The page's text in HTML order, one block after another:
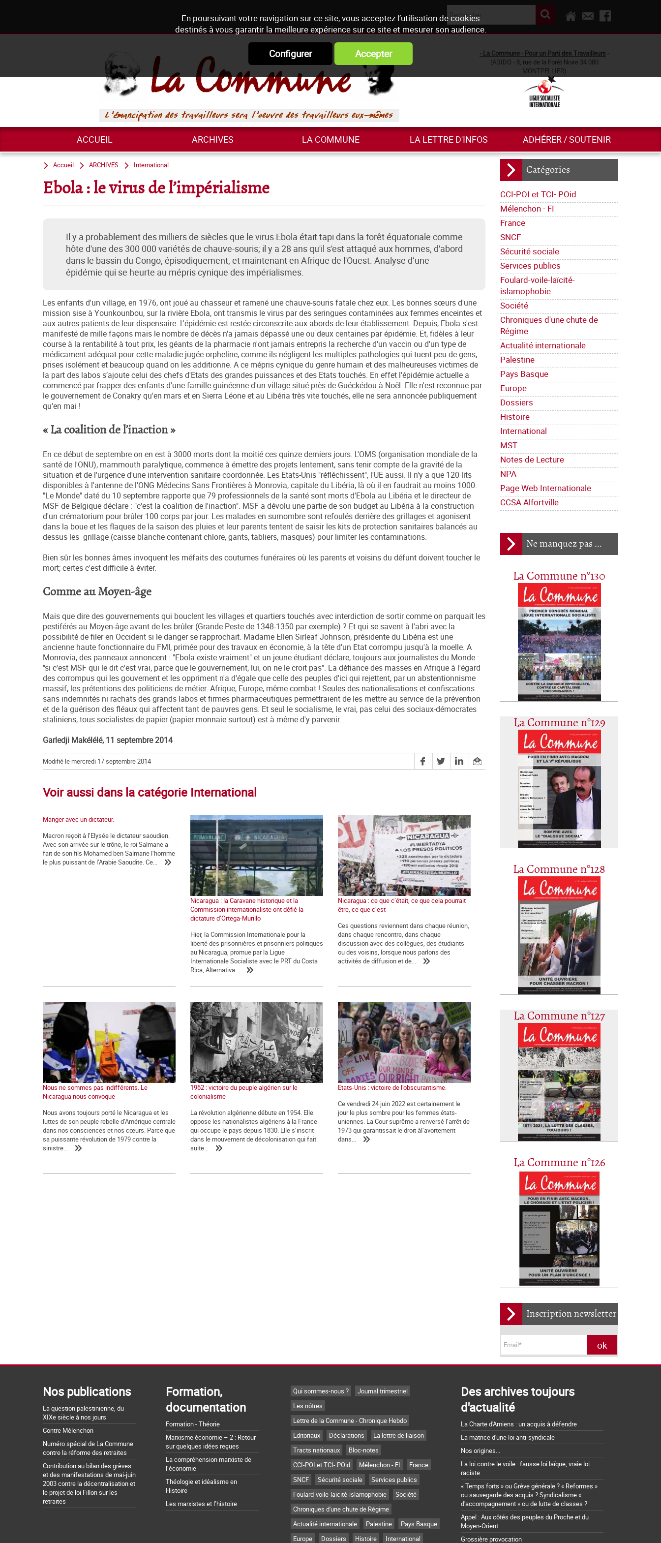
En poursuivant votre navigation sur ce site, vous acceptez l’utilisation de cookies
destinés à vous garantir la meilleure expérience sur ce site et mesurer son audience.
Configurer Accepter - La Commune - Pour un Parti des Travailleurs -
(ADIDO - 8, rue de la Forêt Noire 34 080
MONTPELLIER)
ACCUEIL ARCHIVES LA COMMUNE LA LETTRE D'INFOS ADHÉRER / SOUTENIR
Catégories
CCI-POI et TCI- POid
Mélenchon - FI
France
SNCF
Sécurité sociale
Services publics
Foulard-voile-laïcité-
islamophobie
Société
Chroniques d'une chute de
Régime
Actualité internationale
Palestine
Pays Basque
Europe
Dossiers
Histoire
International
MST
Notes de Lecture
NPA
Page Web Internationale
CCSA Alfortville
Ne manquez pas ...
La Commune n°130
La Commune n°129
La Commune n°128
La Commune n°127
La Commune n°126
Inscription newsletter
Accueil ARCHIVES International
Ebola : le virus de l’impérialisme
Il y a probablement des milliers de siècles que le virus Ebola était tapi dans la forêt équatoriale comme
hôte d'une des 300 000 variétés de chauve-souris; il y a 28 ans qu'il s'est attaqué aux hommes, d'abord
dans le bassin du Congo, épisodiquement, et maintenant en Afrique de l'Ouest. Analyse d’une
épidémie qui se heurte au mépris cynique des impérialismes.
Les enfants d'un village, en 1976, ont joué au chasseur et ramené une chauve-souris fatale chez eux. Les bonnes sœurs d'une
mission sise à Younkounbou, sur la rivière Ebola, ont transmis le virus par des seringues contaminées aux femmes enceintes et
aux autres patients de leur dispensaire. L'épidémie est restée circonscrite aux abords de leur établissement. Depuis, Ebola s'est
manifesté de mille façons mais le nombre de décès n'a jamais dépassé une ou deux centaines par épidémie. Et, fidèles à leur
course à la rentabilité à tout prix, les géants de la pharmacie n'ont jamais entrepris la recherche d'un vaccin ou d'un type de
médicament adéquat pour cette maladie jugée orpheline, comme ils négligent les multiples pathologies qui tuent peu de gens,
prises isolément et beaucoup quand on les additionne. A ce mépris cynique du genre humain et des malheureuses victimes de
la part des labos s’ajoute celui des chefs d'Etats des grandes puissances et des Etats touchés. En effet l'épidémie actuelle a
commencé par frapper des enfants d'une famille guinéenne d'un village situé près de Guéckédou à Noël. Elle n'est reconnue par
le gouvernement de Conakry qu'en mars et en Sierra Léone et au Libéria très vite touchés, elle ne sera annoncée publiquement
qu'en mai !
« La coalition de l’inaction »
En ce début de septembre on en est à 3000 morts dont la moitié ces quinze derniers jours. L'OMS (organisation mondiale de la
santé de l'ONU), mammouth paralytique, commence à émettre des projets lentement, sans tenir compte de la gravité de la
situation et de l'urgence d'une intervention sanitaire coordonnée. Les Etats-Unis "réfléchissent", l'UE aussi. Il n'y a que 120 lits
disponibles à l'antenne de l'ONG Médecins Sans Frontières à Monrovia, capitale du Libéria, là où il en faudrait au moins 1000.
"Le Monde" daté du 10 septembre rapporte que 79 professionnels de la santé sont morts d'Ebola au Libéria et le directeur de
MSF de Belgique déclare : "c'est la coalition de l'inaction". MSF a dévolu une partie de son budget au Libéria à la construction
d'un crématorium pour brûler 100 corps par jour. Les malades en surnombre sont refoulés derrière des grillages et agonisent
dans la boue et les flaques de la saison des pluies et leur parents tentent de saisir les kits de protection sanitaires balancés au
dessus les grillage (caisse blanche contenant chlore, gants, tabliers, masques) pour limiter les contaminations.
Bien sûr les bonnes âmes invoquent les méfaits des coutumes funéraires où les parents et voisins du défunt doivent toucher le
mort; certes c'est difficile à éviter.
Comme au Moyen-âge
Mais que dire des gouvernements qui bouclent les villages et quartiers touchés avec interdiction de sortir comme on parquait les
pestiférés au Moyen-âge avant de les brûler (Grande Peste de 1348-1350 par exemple) ? Et qui se savent à l'abri avec la
possibilité de filer en Occident si le danger se rapprochait. Madame Ellen Sirleaf Johnson, présidente du Libéria est une
ancienne haute fonctionnaire du FMI, primée pour des travaux en économie, à la tête d'un Etat corrompu jusqu'à la moelle. A
Monrovia, des panneaux annoncent : "Ebola existe vraiment" et un jeune étudiant déclare, toujours aux journalistes du Monde :
"si c'est MSF qui le dit c'est vrai, parce que le gouvernement, lui, on ne le croit pas". La défiance des masses en Afrique à l'égard
des corrompus qui les gouvernent et les oppriment n'a d'égale que celle des peuples d'ici qui rejettent, par un abstentionnisme
massif, les prétentions des politiciens de métier. Afrique, Europe, même combat ! Seules des nationalisations et confiscations
sans indemnités ni rachats des grands labos et firmes pharmaceutiques permettraient de les mettre au service de la prévention
et de la guérison des fléaux qui affectent tant de pauvres gens. Et seul le socialisme, le vrai, pas celui des sociaux-démocrates
staliniens, tous socialistes de papier (papier monnaie surtout) est à même d'y parvenir.
Garledji Makélélé, 11 septembre 2014
Modifié le mercredi 17 septembre 2014
Voir aussi dans la catégorie International
Manger avec un dictateur.
Macron reçoit à l’Elysée le dictateur saoudien.
Avec son arrivée sur le trône, le roi Salmane a
fait de son fils Mohamed ben Salmane l’homme
le plus puissant de l’Arabie Saoudite. Ce...
Nicaragua : la Caravane historique et la
Commission internationaliste ont défié la
dictature d’Ortega-Murillo
Hier, la Commission Internationale pour la
liberté des prisonnières et prisonniers politiques
au Nicaragua, promue par la Ligue
Internationale Socialiste avec le PRT du Costa
Rica, Alternativa...
Nicaragua : ce que c’était, ce que cela pourrait
être, ce que c’est
Ces questions reviennent dans chaque réunion,
dans chaque rencontre, dans chaque
discussion avec des collègues, des étudiants
ou des voisins, lorsque nous parlons des
activités de diffusion et de...
Nous ne sommes pas indifférents. Le
Nicaragua nous convoque
Nous avons toujours porté le Nicaragua et les
luttes de son peuple rebelle d’Amérique centrale
dans nos consciences et nos cœurs. Parce que
sa puissante révolution de 1979 contre la
sinistre...
1962 : victoire du peuple algérien sur le
colonialisme
La révolution algérienne débute en 1954. Elle
oppose les nationalistes algériens à la France
qui occupe le pays depuis 1830. Elle s’inscrit
dans le mouvement de décolonisation qui fait
suite...
Etats-Unis : victoire de l’obscurantisme.
Ce vendredi 24 juin 2022 est certainement le
jour le plus sombre pour les femmes états-
uniennes. La Cour suprême a renversé l’arrêt de
1973 qui garantissait le droit àl’avortement
dans...
Nos publications
La question palestinienne, du
XIXe siècle à nos jours
Contre Mélenchon
Numéro spécial de La Commune
contre la réforme des retraites
Contribution au bilan des grèves
et des manifestations de mai-juin
2003 contre la décentralisation et
le projet de loi Fillon sur les
retraites
Formation,
documentation
Formation - Théorie
Marxisme économie – 2 : Retour
sur quelques idées reçues
La compréhension marxiste de
l’économie
Théologie et idéalisme en
Histoire
Les marxistes et l’histoire
Qui sommes-nous ?
Journal trimestriel
Les nôtres
Lettre de la Commune - Chronique Hebdo
Editoriaux
Déclarations
La lettre de liaison
Tracts nationaux
Bloc-notes
CCI-POI et TCI- POid
Mélenchon - FI
France
SNCF
Sécurité sociale
Services publics
Foulard-voile-laïcité-islamophobie
Société
Chroniques d'une chute de Régime
Actualité internationale
Palestine
Pays Basque
Europe
Dossiers Histoire International
Des archives toujours
d'actualité
La Charte d'Amiens : un acquis à défendre
La matrice d'une loi anti-syndicale
Nos origines...
La loi contre le voile : fausse loi laïque, vraie loi
raciste
« Temps forts » ou Grève générale ? « Reformes »
ou sauvegarde des acquis ? Syndicalisme «
d'accompagnement » ou de lutte de classes ?
Appel : Aux côtés des peuples du Proche et du
Moyen-Orient
Grossière provocation